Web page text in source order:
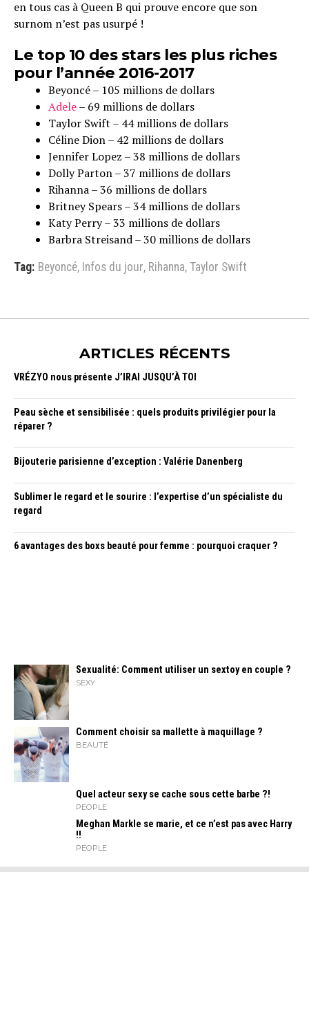
en tous cas à Queen B qui prouve encore que son
surnom n’est pas usurpé !
Le top 10 des stars les plus riches
pour l’année 2016-2017
Beyoncé – 105 millions de dollars
Adele– 69 millions de dollars
Taylor Swift – 44 millions de dollars
Céline Dion – 42 millions de dollars
Jennifer Lopez – 38 millions de dollars
Dolly Parton – 37 millions de dollars
Rihanna – 36 millions de dollars
Britney Spears – 34 millions de dollars
Katy Perry – 33 millions de dollars
Barbra Streisand – 30 millions de dollars
Tag: Beyoncé, Infos du jour, Rihanna, Taylor Swift
ARTICLES RÉCENTS
VRÉZYO nous présente J’IRAI JUSQU’À TOI
Peau sèche et sensibilisée : quels produits privilégier pour la
réparer ?
Bijouterie parisienne d’exception : Valérie Danenberg
Sublimer le regard et le sourire : l’expertise d’un spécialiste du
regard
6 avantages des boxs beauté pour femme : pourquoi craquer ?
Sexualité: Comment utiliser un sextoy en couple ?
SEXY
Comment choisir sa mallette à maquillage ?
BEAUTÉ
Quel acteur sexy se cache sous cette barbe ?!
PEOPLE
Meghan Markle se marie, et ce n’est pas avec Harry
!!
PEOPLE